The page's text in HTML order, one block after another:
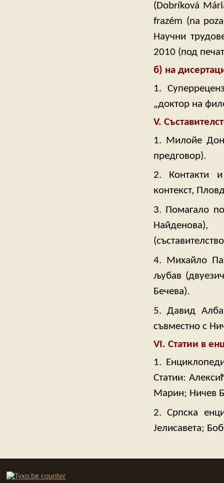
(Dobríková
frazém (na
Научни
2010 (под
б) на
1.
„доктор на
V.
1. Милойе
предговор).
2. Контакти
контекст,
3. Помагало
Найденова),
4. Михайло
љубав
Бечева).
5. Давид
съвместно с
VІ. Статии в
1.
Статии:
Марин; Ничев
2. Српска
Jелисавета;